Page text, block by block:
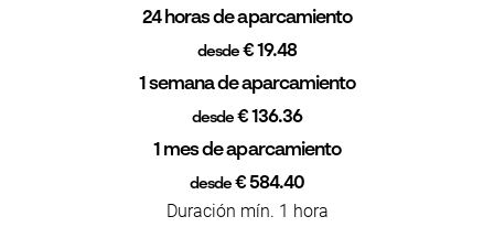
24 horas de aparcamiento
desde€ 19.48
1 semana de aparcamiento
desde€ 136.36
1 mes de aparcamiento
desde€ 584.40
Duración mín. 1 hora